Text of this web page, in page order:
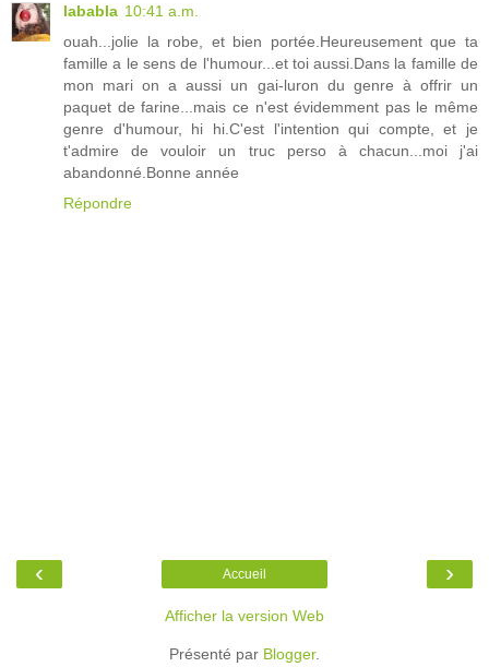
lababla 10:41 a.m.
ouah...jolie la robe, et bien portée.Heureusement que ta
famille a le sens de l'humour...et toi aussi.Dans la famille de
mon mari on a aussi un gai-luron du genre à offrir un
paquet de farine...mais ce n'est évidemment pas le même
genre d'humour, hi hi.C'est l'intention qui compte, et je
t'admire de vouloir un truc perso à chacun...moi j'ai
abandonné.Bonne année
Répondre
‹ ›
Accueil
Afficher la version Web
Présenté par Blogger.